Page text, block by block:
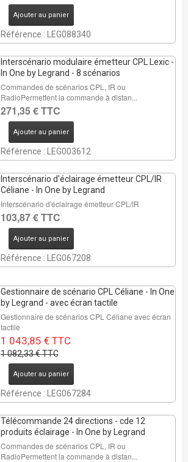
Ajouter au panier
Référence : LEG088340
Interscénario modulaire émetteur CPL Lexic -
In One by Legrand - 8 scénarios
Commandes de scénarios CPL, IR ou
RadioPermettent la commande à distan...
271,35 € TTC
Ajouter au panier
Référence : LEG003612
Interscénario d'éclairage émetteur CPL/IR
Céliane - In One by Legrand
Interscénario d'éclairage émetteur CPL/IR
103,87 € TTC
Ajouter au panier
Référence : LEG067208
Gestionnaire de scénario CPL Céliane - In One
by Legrand - avec écran tactile
Gestionnaire de scénarios CPL Céliane avec écran
tactile
1 043,85 € TTC
1 082,33 € TTC
Ajouter au panier
Référence : LEG067284
Télécommande 24 directions - cde 12
produits éclairage - In One by Legrand
Commandes de scénarios CPL, IR ou
RadioPermettent la commande à distan...